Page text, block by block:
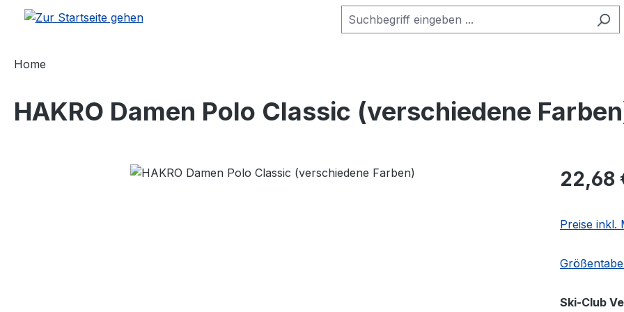
Hauptinhalt springen
Zur Suche springen
Zur Hauptnavigation springen
Home
HAKRO Damen Polo Classic (verschiedene
Bildergalerie überspringen Regulärer
22,68
Preise inkl.
Ski-Club